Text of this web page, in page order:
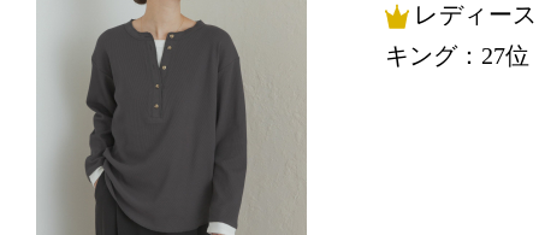
レディー
キング：27位